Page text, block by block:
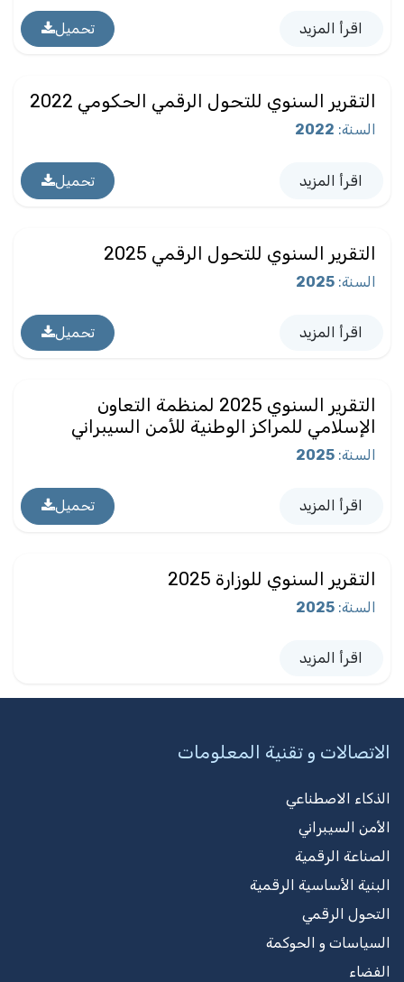
اقرأ المزيد تحميل
التقرير السنوي للتحول الرقمي الحكومي 2022
السنة:
2022
اقرأ المزيد تحميل
التقرير السنوي للتحول الرقمي 2025
السنة:
2025
اقرأ المزيد تحميل
التقرير السنوي 2025 لمنظمة التعاون
الإسلامي للمراكز الوطنية للأمن السيبراني
السنة:
2025
اقرأ المزيد تحميل
التقرير السنوي للوزارة 2025
السنة:
2025
اقرأ المزيد
الاتصالات و تقنية المعلومات
الذكاء الاصطناعي
الأمن السيبراني
الصناعة الرقمية
البنية الأساسية الرقمية
التحول الرقمي
السياسات و الحوكمة
الفضاء